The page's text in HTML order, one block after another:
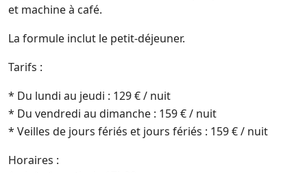
et machine à café.
La formule inclut le petit-déjeuner.
Tarifs :
* Du lundi au jeudi : 129 € / nuit
* Du vendredi au dimanche : 159 € / nuit
* Veilles de jours fériés et jours fériés : 159 € / nuit
Horaires :